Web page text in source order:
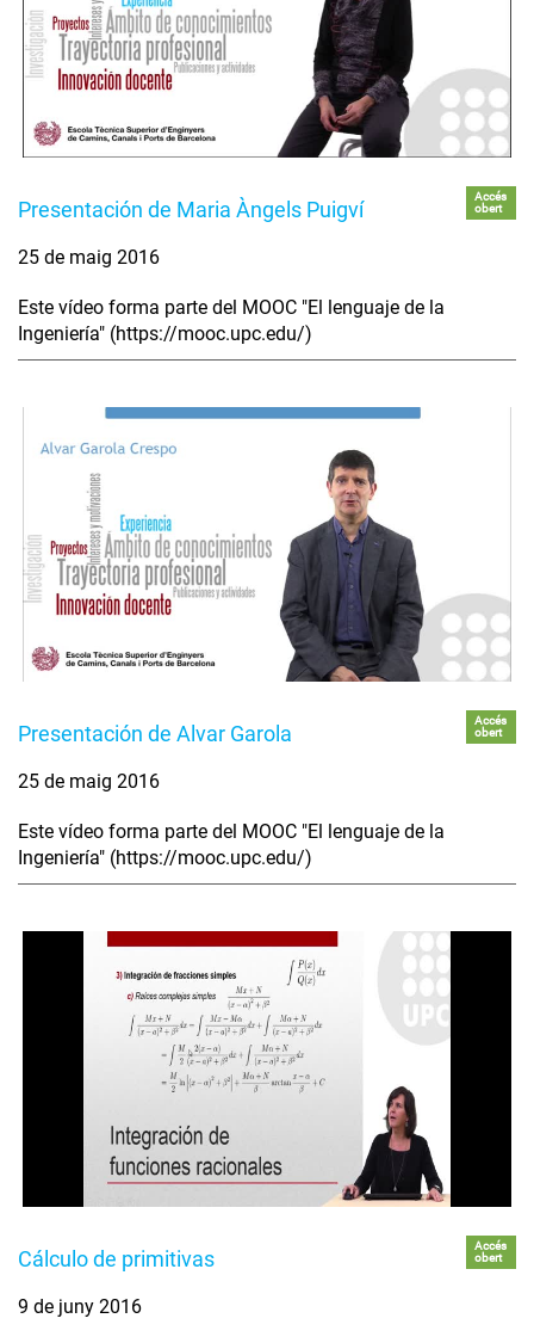
Presentación de Maria Àngels Puigví
Accés
obert
25 de maig 2016
Este vídeo forma parte del MOOC "El lenguaje de la
Ingeniería" (https://mooc.upc.edu/)
Presentación de Alvar Garola
Accés
obert
25 de maig 2016
Este vídeo forma parte del MOOC "El lenguaje de la
Ingeniería" (https://mooc.upc.edu/)
Cálculo de primitivas
Accés
obert
9 de juny 2016